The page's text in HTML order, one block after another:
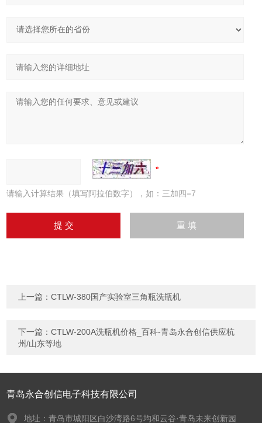
请输入计算结果（填写阿拉伯数字），如：三加四=7
上一篇：CTLW-380国产实验室三角瓶洗瓶机
下一篇：CTLW-200A洗瓶机价格_百科-青岛永合创信供应杭
州/山东等地
青岛永合创信电子科技有限公司
地址：青岛市城阳区白沙湾路6号均和云谷·青岛未来创新园